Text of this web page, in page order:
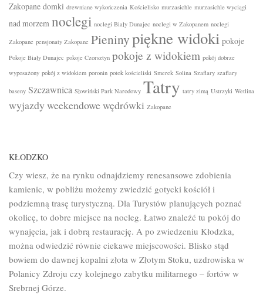
Zakopane domki drewniane wykończenia Kościelisko murzasichle murzasichle wyciągi
nad morzem noclegi noclegi Biały Dunajec noclegi w Zakopanem noclegi
Zakopane pensjonaty Zakopane Pieninypiękne widoki pokoje
Pokoje Biały Dunajec pokoje Czorsztyn pokoje z widokiem pokój dobrze
wyposażony pokój z widokiem poronin potok kościeliski Smerek Solina Szaflary szaflary
baseny Szczawnica Słowiński Park Narodowy Tatry tatry zimą Ustrzyki Wetlina
wyjazdy weekendowewędrówki Zakopane
KŁODZKO
Czy wiesz, że na rynku odnajdziemy renesansowe zdobienia
kamienic, w pobliżu możemy zwiedzić gotycki kościół i
podziemną trasę turystyczną. Dla Turystów planujących poznać
okolicę, to dobre miejsce na nocleg. Łatwo znaleźć tu pokój do
wynajęcia, jak i dobrą restaurację. A po zwiedzeniu Kłodzka,
można odwiedzić równie ciekawe miejscowości. Blisko stąd
bowiem do dawnej kopalni złota w Złotym Stoku, uzdrowiska w
Polanicy Zdroju czy kolejnego zabytku militarnego – fortów w
Srebrnej Górze.